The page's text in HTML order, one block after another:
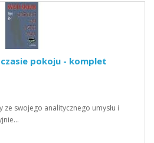
pokoju - komplet
ze swojego analitycznego umysłu i